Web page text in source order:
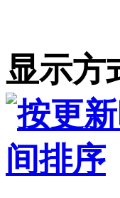
显示方